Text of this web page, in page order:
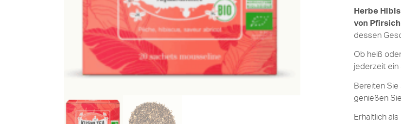
Herbe
von
dessen
Ob heiß
jederzeit ein
Bereiten
genießen
Erhältlich